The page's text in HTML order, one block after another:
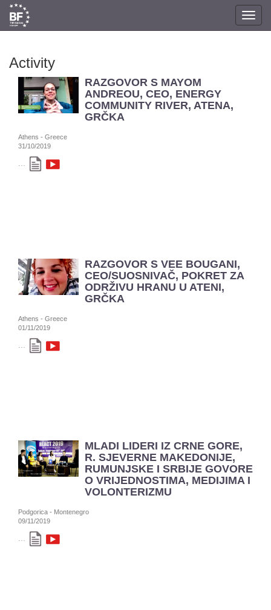
Activity
RAZGOVOR S MAYOM
ANDREOU, CEO, ENERGY
COMMUNITY RIVER, ATENA,
GRČKA
Athens - Greece
31/10/2019
...
RAZGOVOR S VEE BOUGANI,
CEO/SUOSNIVAČ, POKRET ZA
ODRŽIVU HRANU U ATENI,
GRČKA
Athens - Greece
01/11/2019
...
MLADI LIDERI IZ CRNE GORE,
R. SJEVERNE MAKEDONIJE,
RUMUNJSKE I SRBIJE GOVORE
O VRIJEDNOSTIMA, MEDIJIMA I
VOLONTERIZMU
Podgorica - Montenegro
09/11/2019
...